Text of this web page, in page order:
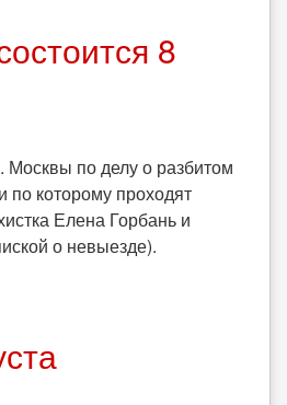
8
Москвы по делу о разбитом
которому проходят
Елена Горбань и
о невыезде).